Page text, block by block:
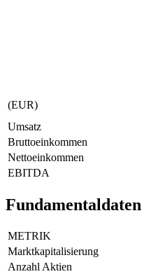
(EUR)
Umsatz
Bruttoeinkommen
Nettoeinkommen
EBITDA
Fundamentaldaten
METRIK
Marktkapitalisierung
Anzahl Aktien